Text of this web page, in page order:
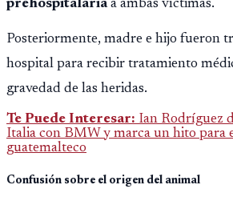
prehospitalariaa ambas víctimas.
Posteriormente, madre e hijo fueron
hospital para recibir tratamiento
gravedad de las heridas.
Te Puede Interesar: Ian Rodríguez
Italia con BMW y marca un hito para
guatemalteco
Confusión sobre el origen del animal